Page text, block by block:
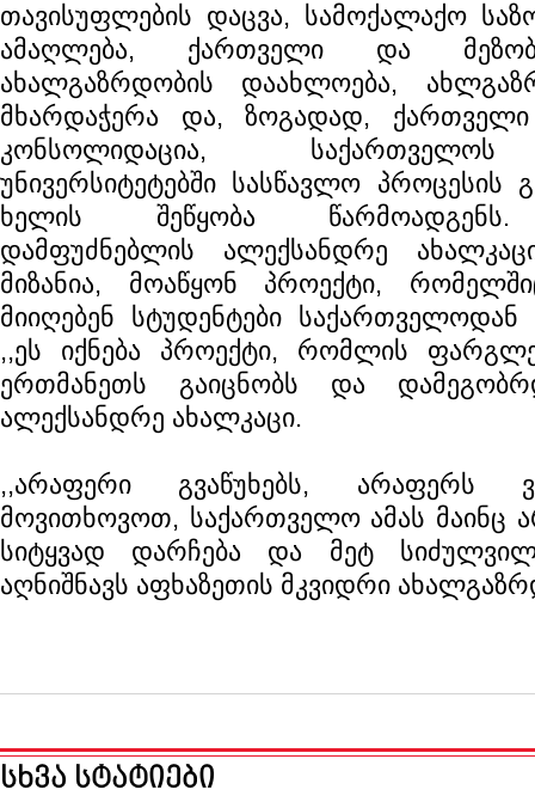
თავისუფლების დაცვა, სამოქალაქო
ამაღლება, ქართველი და
ახალგაზრდობის დაახლოება,
მხარდაჭერა და, ზოგადად,
კონსოლიდაცია,
უნივერსიტეტებში სასწავლო პროცესის
ხელის შეწყობა წარმოადგენს.
დამფუძნებლის ალექსანდრე
მიზანია, მოაწყონ პროექტი,
მიიღებენ სტუდენტები
,,ეს იქნება პროექტი, რომლის
ერთმანეთს გაიცნობს და
ალექსანდრე ახალკაცი.
,,არაფერი გვაწუხებს, არაფერს
მოვითხოვოთ, საქართველო ამას მაინც
სიტყვად დარჩება და მეტ
აღნიშნავს აფხაზეთის მკვიდრი
სხვა სტატიები